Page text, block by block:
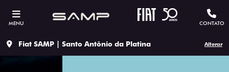
MENU CONTATO
Fiat SAMP | Santo Antônio da Platina Alterar